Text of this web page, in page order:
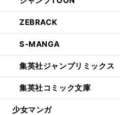
ZEBRACK
S-MANGA
集英社ジャンプリミックス
集英社コミック文庫
少女マンガ